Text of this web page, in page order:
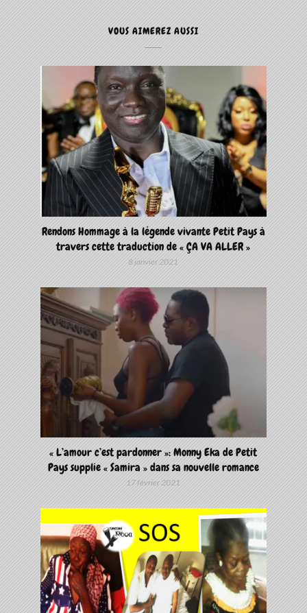
VOUS AIMEREZ AUSSI
Rendons Hommage à la légende vivante Petit Pays à
travers cette traduction de « ÇA VA ALLER »
8 janvier 2021
« L’amour c’est pardonner »: Monny Eka de Petit
Pays supplie « Samira » dans sa nouvelle romance
17 février 2021